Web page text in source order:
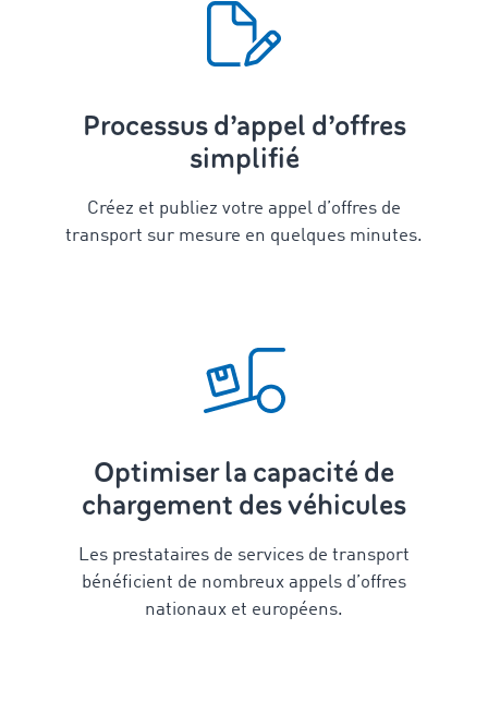
Processus d’appel d’offres
simplifié
Créez et publiez votre appel d’offres de
transport sur mesure en quelques minutes.
Optimiser la capacité de
chargement des véhicules
Les prestataires de services de transport
bénéficient de nombreux appels d’offres
nationaux et européens.